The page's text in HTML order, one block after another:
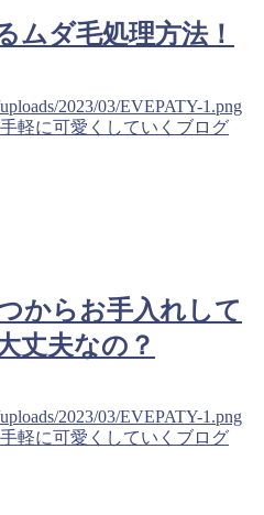
ムダ毛処理方法！
2023/03/EVEPATY-1.png
軽に可愛くしていくブログ
からお手入れして
丈夫なの？
2023/03/EVEPATY-1.png
軽に可愛くしていくブログ